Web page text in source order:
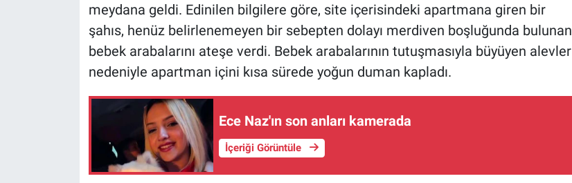
meydana geldi. Edinilen bilgilere göre, site içerisindeki apartmana giren bir
şahıs, henüz belirlenemeyen bir sebepten dolayı merdiven boşluğunda bulunan
bebek arabalarını ateşe verdi. Bebek arabalarının tutuşmasıyla büyüyen alevler
nedeniyle apartman içini kısa sürede yoğun duman kapladı.
Ece Naz'ın son anları kamerada
İçeriği Görüntüle